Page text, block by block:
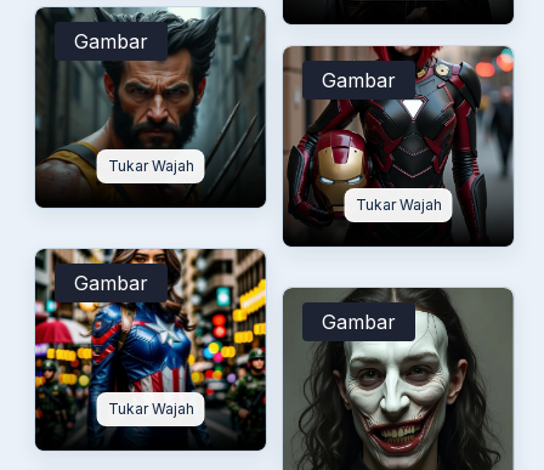
Gambar
Tukar Wajah
Gambar
Tukar Wajah
Gambar
Tukar Wajah
Gambar